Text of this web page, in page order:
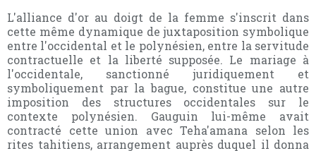
L'alliance d'or au doigt de la femme s'inscrit dans
cette même dynamique de juxtaposition symbolique
entre l'occidental et le polynésien, entre la servitude
contractuelle et la liberté supposée. Le mariage à
l'occidentale, sanctionné juridiquement et
symboliquement par la bague, constitue une autre
imposition des structures occidentales sur le
contexte polynésien. Gauguin lui-même avait
contracté cette union avec Teha'amana selon les
rites tahitiens, arrangement auprès duquel il donna